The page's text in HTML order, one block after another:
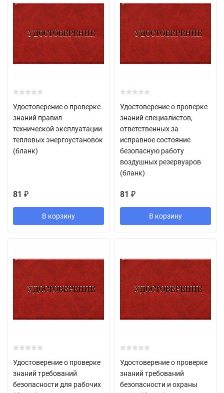
Удостоверение о проверке
знаний правил
технической эксплуатации
тепловых энергоустановок
(бланк)
81 ₽
В корзину
Удостоверение о проверке
знаний специалистов,
ответственных за
исправное состояние
безопасную работу
воздушных резервуаров
(бланк)
81 ₽
В корзину
Удостоверение о проверке
знаний требований
безопасности для рабочих
Удостоверение о проверке
знаний требований
безопасности и охраны